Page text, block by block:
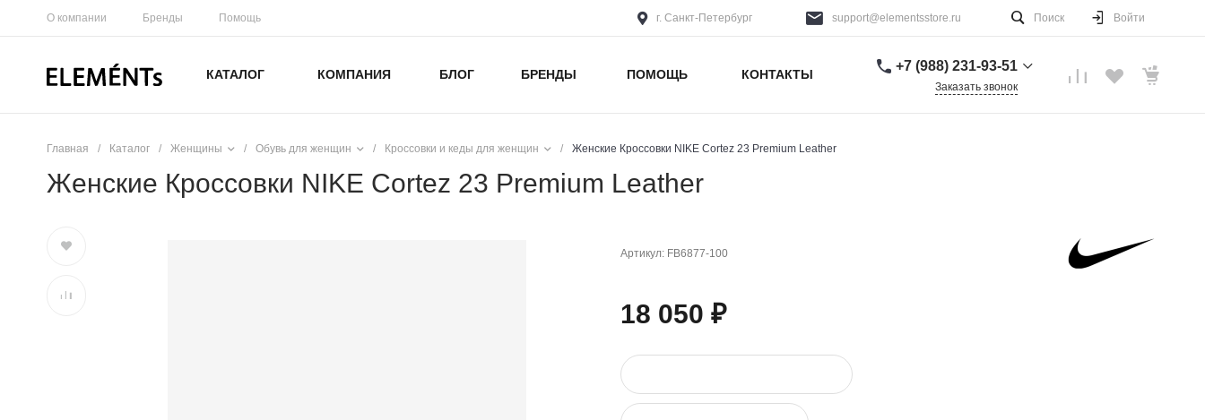
О компании Бренды Помощь г. Санкт-Петербург support@elementsstore.ru Поиск Войти
КАТАЛОГ КОМПАНИЯ БЛОГ БРЕНДЫ ПОМОЩЬ КОНТАКТЫ
+7 (988) 231-93-51
Заказать звонок
Главная / Каталог / Женщины / Обувь для женщин / Кроссовки и кеды для женщин / Женские Кроссовки NIKE Cortez 23 Premium Leather
Женские Кроссовки NIKE Cortez 23 Premium Leather
Артикул: FB6877-100
18 050 ₽